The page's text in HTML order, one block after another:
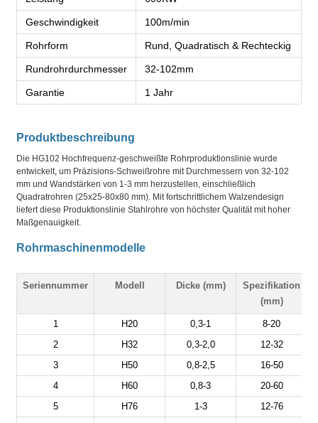
Geschwindigkeit 100m/min
Rohrform Rund, Quadratisch & Rechteckig
Rundrohrdurchmesser 32-102mm
Garantie 1 Jahr
Produktbeschreibung
Die HG102 Hochfrequenz-geschweißte Rohrproduktionslinie wurde
entwickelt, um Präzisions-Schweißrohre mit Durchmessern von 32-102
mm und Wandstärken von 1-3 mm herzustellen, einschließlich
Quadratrohren (25x25-80x80 mm). Mit fortschrittlichem Walzendesign
liefert diese Produktionslinie Stahlrohre von höchster Qualität mit hoher
Maßgenauigkeit.
Rohrmaschinenmodelle
Seriennummer Modell Dicke (mm)
Spezifikation
(mm)
1 H20 0,3-1
8-20
2
H32 0,3-2,0
12-32
3
H50 0,8-2,5
16-50
4
H60 0,8-3
20-60
5
H76 1-3
12-76